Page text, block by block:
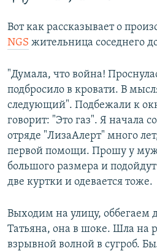
Вот как рассказывает о
NGS жительница соседнего
"Думала, что война!
подбросило в кровати. В
следующий". Подбежали к
говорит: "Это газ". Я начала
отряде "ЛизаАлерт" много
первой помощи. Прошу у
большого размера и
две куртки и одевается тоже.
Выходим на улицу, оббегаем
Татьяна, она в шоке. Шла на
взрывной волной в сугроб.